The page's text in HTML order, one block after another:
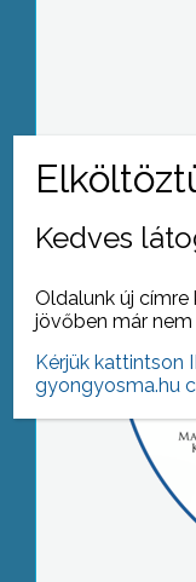
Kedves
Oldalunk új
jövőben már nem
Kérjük kattintson
gyongyosma.hu